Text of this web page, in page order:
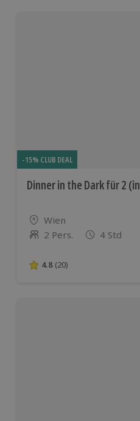
-15% CLUB DEAL
Dinner in the Dark für 2
Standort
Wien
Anzahl der Teilnehmer
2 Pers. 4 Std
4.8 von 5 Sternen
4.8 (20)